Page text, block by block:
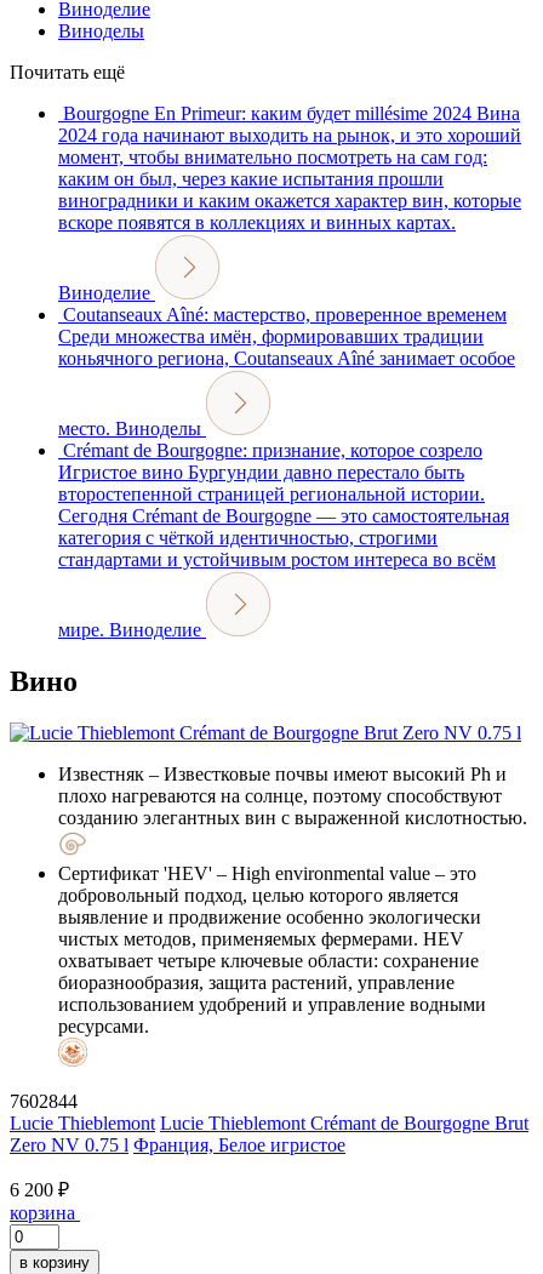
Виноделие
Виноделы
Почитать ещё
Bourgogne En Primeur: каким будет millésime 2024 Вина
2024 года начинают выходить на рынок, и это хороший
момент, чтобы внимательно посмотреть на сам год:
каким он был, через какие испытания прошли
виноградники и каким окажется характер вин, которые
вскоре появятся в коллекциях и винных картах.
Виноделие
Coutanseaux Aîné: мастерство, проверенное временем
Среди множества имён, формировавших традиции
коньячного региона, Coutanseaux Aîné занимает особое
место. Виноделы
Crémant de Bourgogne: признание, которое созрело
Игристое вино Бургундии давно перестало быть
второстепенной страницей региональной истории.
Сегодня Crémant de Bourgogne — это самостоятельная
категория с чёткой идентичностью, строгими
стандартами и устойчивым ростом интереса во всём
мире. Виноделие
Вино
Известняк – Известковые почвы имеют высокий Ph и
плохо нагреваются на солнце, поэтому способствуют
созданию элегантных вин с выраженной кислотностью.
Сертификат 'HEV' – High environmental value – это
добровольный подход, целью которого является
выявление и продвижение особенно экологически
чистых методов, применяемых фермерами. HEV
охватывает четыре ключевые области: сохранение
биоразнообразия, защита растений, управление
использованием удобрений и управление водными
ресурсами.
7602844
Lucie Thieblemont Lucie Thieblemont Crémant de Bourgogne Brut
Zero NV 0.75 l Франция, Белое игристое
6 200 ₽
корзина
в корзину